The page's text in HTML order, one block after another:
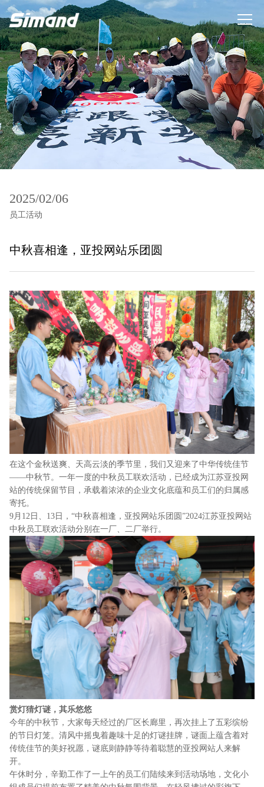
2025/02/06
员工活动
中秋喜相逢，亚投网站乐团圆
在这个金秋送爽、天高云淡的季节里，我们又迎来了中华传统佳节
——中秋节。一年一度的中秋员工联欢活动，已经成为江苏亚投网
站的传统保留节目，承载着浓浓的企业文化底蕴和员工们的归属感
寄托。
9月12日、13日，“中秋喜相逢，亚投网站乐团圆”2024江苏亚投网站
中秋员工联欢活动分别在一厂、二厂举行。
赏灯猜灯谜，其乐悠悠
今年的中秋节，大家每天经过的厂区长廊里，再次挂上了五彩缤纷
的节日灯笼。清风中摇曳着趣味十足的灯谜挂牌，谜面上蕴含着对
传统佳节的美好祝愿，谜底则静静等待着聪慧的亚投网站人来解
开。
午休时分，辛勤工作了一上午的员工们陆续来到活动场地，文化小